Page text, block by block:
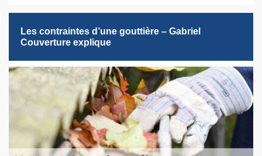
Les contraintes d’une gouttière – Gabriel
Couverture explique